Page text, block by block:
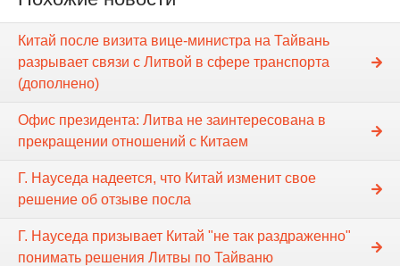
Китай после визита вице-министра на Тайвань
разрывает связи с Литвой в сфере транспорта
(дополнено)
Офис президента: Литва не заинтересована в
прекращении отношений с Китаем
Г. Науседа надеется, что Китай изменит свое
решение об отзыве посла
Г. Науседа призывает Китай "не так раздраженно"
понимать решения Литвы по Тайваню